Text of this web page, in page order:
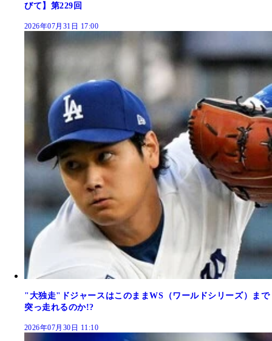
びて】第229回
2026年07月31日 17:00
"大独走"ドジャースはこのままWS（ワールドシリーズ）まで
突っ走れるのか!?
2026年07月30日 11:10